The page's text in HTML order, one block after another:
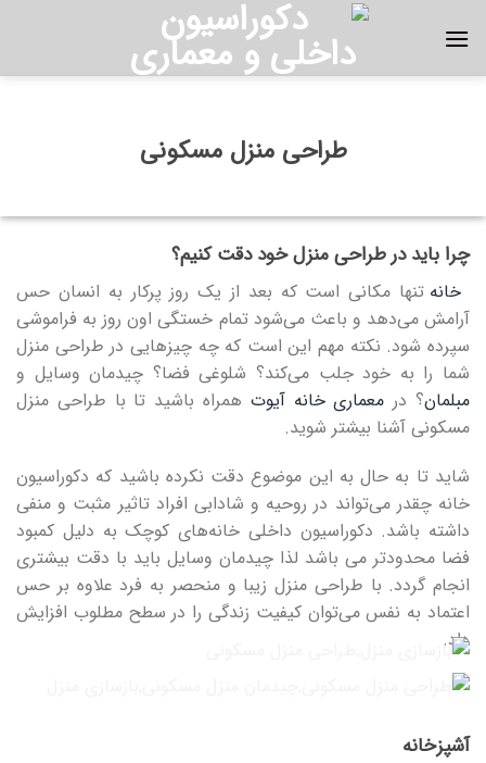
طراحی منزل مسکونی
چرا باید در طراحی منزل خود دقت کنیم؟
خانه تنها مکانی است که بعد از یک روز پرکار به انسان حس
آرامش می‌دهد و باعث می‌شود تمام خستگی اون روز به فراموشی
سپرده شود. نکته مهم این است که چه چیزهایی در طراحی منزل
شما را به خود جلب می‌کند؟ شلوغی فضا؟ چیدمان وسایل و
مبلمان؟ در معماری خانه آیوت همراه باشید تا با طراحی منزل
مسکونی آشنا بیشتر شوید.
شاید تا به حال به این موضوع دقت نکرده باشید که دکوراسیون
خانه چقدر می‌تواند در روحیه و شادابی افراد تاثیر مثبت و منفی
داشته باشد. دکوراسیون داخلی خانه‌های کوچک به دلیل کمبود
فضا محدودتر می باشد لذا چیدمان وسایل باید با دقت بیشتری
انجام گردد. با طراحی منزل زیبا و منحصر به فرد علاوه بر حس
اعتماد به نفس می‌توان کیفیت زندگی را در سطح مطلوب افزایش
داد.
آشپزخانه